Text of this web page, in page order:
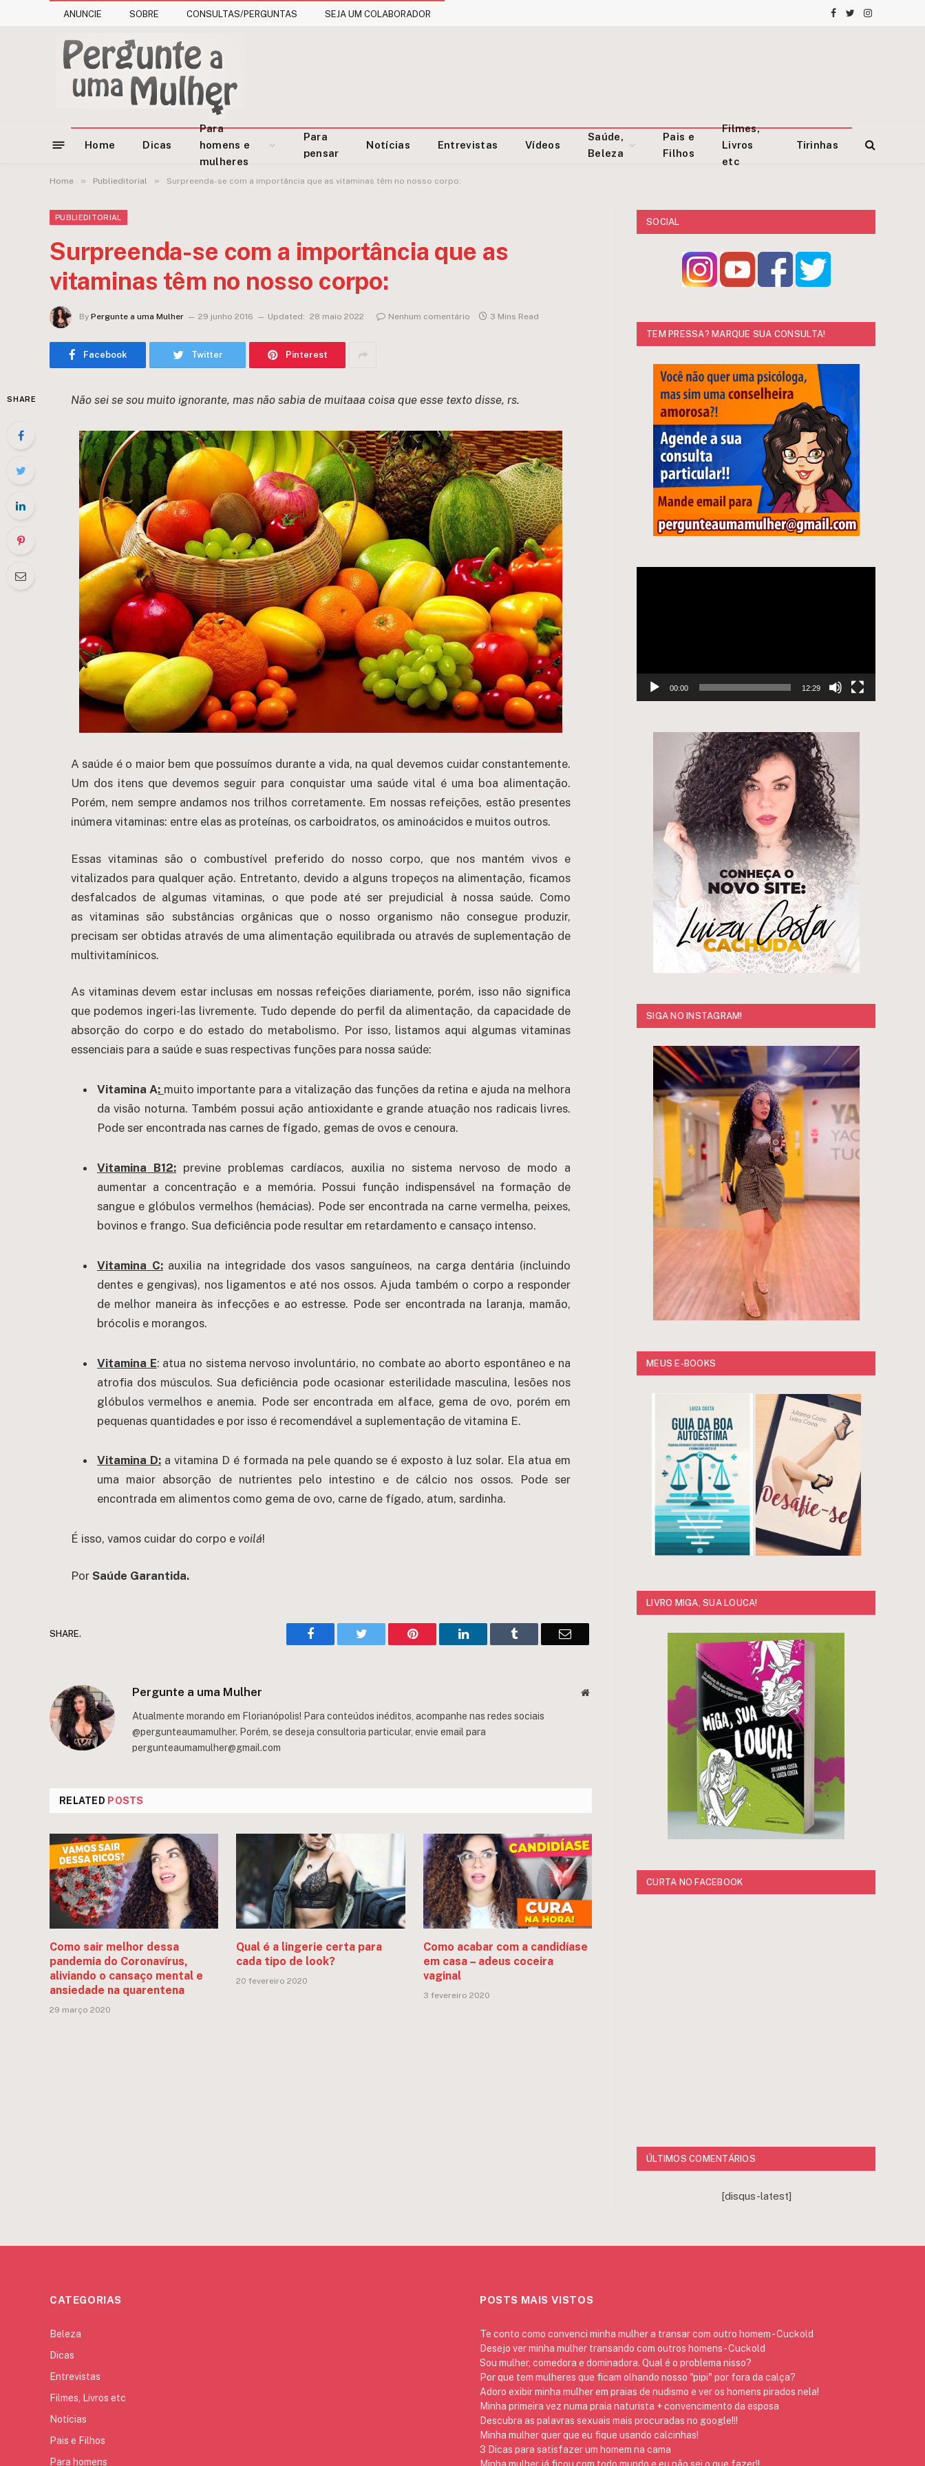
ANUNCIE SOBRE CONSULTAS/PERGUNTAS SEJA UM COLABORADOR Facebook
TwitterInstagram
Home Dicas
Para
homens e
mulheres
Para
pensar
Notícias Entrevistas Vídeos
Saúde,
Beleza
Pais e
Filhos
Filmes,
Livros
etc
Tirinhas
Home » Publieditorial » Surpreenda-se com a importância que as vitaminas têm no nosso corpo:
PUBLIEDITORIAL
Surpreenda-se com a importância que as
vitaminas têm no nosso corpo:
By Pergunte a uma Mulher 29 junho 2016 Updated: 28 maio 2022 Nenhum comentário 3 Mins Read
Facebook Twitter Pinterest
SHARE Não sei se sou muito ignorante, mas não sabia de muitaaa coisa que esse texto disse, rs.
A saúde é o maior bem que possuímos durante a vida, na qual devemos cuidar constantemente.
Um dos itens que devemos seguir para conquistar uma saúde vital é uma boa alimentação.
Porém, nem sempre andamos nos trilhos corretamente. Em nossas refeições, estão presentes
inúmera vitaminas: entre elas as proteínas, os carboidratos, os aminoácidos e muitos outros.
Essas vitaminas são o combustível preferido do nosso corpo, que nos mantém vivos e
vitalizados para qualquer ação. Entretanto, devido a alguns tropeços na alimentação, ficamos
desfalcados de algumas vitaminas, o que pode até ser prejudicial à nossa saúde. Como
as vitaminas são substâncias orgânicas que o nosso organismo não consegue produzir,
precisam ser obtidas através de uma alimentação equilibrada ou através de suplementação de
multivitamínicos.
As vitaminas devem estar inclusas em nossas refeições diariamente, porém, isso não significa
que podemos ingeri-las livremente. Tudo depende do perfil da alimentação, da capacidade de
absorção do corpo e do estado do metabolismo. Por isso, listamos aqui algumas vitaminas
essenciais para a saúde e suas respectivas funções para nossa saúde:
Vitamina A: muito importante para a vitalização das funções da retina e ajuda na melhora
da visão noturna. Também possui ação antioxidante e grande atuação nos radicais livres.
Pode ser encontrada nas carnes de fígado, gemas de ovos e cenoura.
Vitamina B12: previne problemas cardíacos, auxilia no sistema nervoso de modo a
aumentar a concentração e a memória. Possui função indispensável na formação de
sangue e glóbulos vermelhos (hemácias). Pode ser encontrada na carne vermelha, peixes,
bovinos e frango. Sua deficiência pode resultar em retardamento e cansaço intenso.
Vitamina C:auxilia na integridade dos vasos sanguíneos, na carga dentária (incluindo
dentes e gengivas), nos ligamentos e até nos ossos. Ajuda também o corpo a responder
de melhor maneira às infecções e ao estresse. Pode ser encontrada na laranja, mamão,
brócolis e morangos.
Vitamina E: atua no sistema nervoso involuntário, no combate ao aborto espontâneo e na
atrofia dos músculos. Sua deficiência pode ocasionar esterilidade masculina, lesões nos
glóbulos vermelhos e anemia. Pode ser encontrada em alface, gema de ovo, porém em
pequenas quantidades e por isso é recomendável a suplementação de vitamina E.
Vitamina D:a vitamina D é formada na pele quando se é exposto à luz solar. Ela atua em
uma maior absorção de nutrientes pelo intestino e de cálcio nos ossos. Pode ser
encontrada em alimentos como gema de ovo, carne de fígado, atum, sardinha.
É isso, vamos cuidar do corpo e voilá!
Por Saúde Garantida.
SHARE. Facebook Twitter Pinterest LinkedIn Tumblr Email
Pergunte a uma Mulher Website
Atualmente morando em Florianópolis! Para conteúdos inéditos, acompanhe nas redes sociais
@pergunteaumamulher. Porém, se deseja consultoria particular, envie email para
pergunteaumamulher@gmail.com
RELATED POSTS
Como sair melhor dessa
pandemia do Coronavírus,
aliviando o cansaço mental e
ansiedade na quarentena
29 março 2020
Qual é a lingerie certa para
cada tipo de look?
20 fevereiro 2020
Como acabar com a candidíase
em casa – adeus coceira
vaginal
3 fevereiro 2020
SOCIAL
TEM PRESSA? MARQUE SUA CONSULTA!
00:00 12:29
SIGA NO INSTAGRAM!
MEUS E-BOOKS
LIVRO MIGA, SUA LOUCA!
CURTA NO FACEBOOK
ÚLTIMOS COMENTÁRIOS
[disqus-latest]
CATEGORIAS
Beleza
Dicas
Entrevistas
Filmes, Livros etc
Notícias
Pais e Filhos
Para homens
POSTS MAIS VISTOS
Te conto como convenci minha mulher a transar com outro homem - Cuckold
Desejo ver minha mulher transando com outros homens - Cuckold
Sou mulher, comedora e dominadora. Qual é o problema nisso?
Por que tem mulheres que ficam olhando nosso "pipi" por fora da calça?
Adoro exibir minha mulher em praias de nudismo e ver os homens pirados nela!
Minha primeira vez numa praia naturista + convencimento da esposa
Descubra as palavras sexuais mais procuradas no google!!!
Minha mulher quer que eu fique usando calcinhas!
3 Dicas para satisfazer um homem na cama
Minha mulher já ficou com todo mundo e eu não sei o que fazer!!